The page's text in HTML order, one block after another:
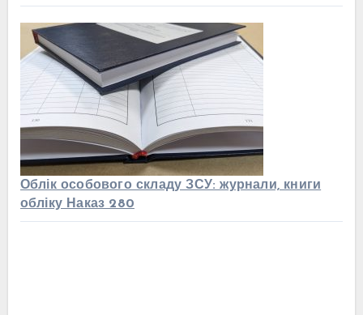
Облік особового складу ЗСУ: журнали, книги
обліку Наказ 280